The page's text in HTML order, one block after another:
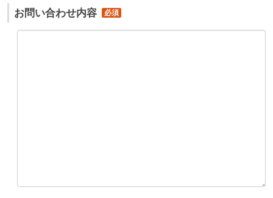
お問い合わせ内容